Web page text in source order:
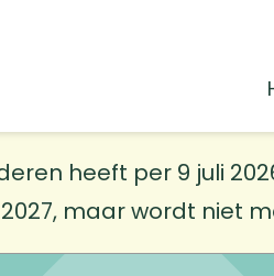
heeft per 9 juli
maar wordt niet